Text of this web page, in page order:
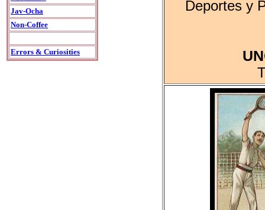
Jav-Ocha
Non-Coffee
Errors & Curiosities
Deportes y